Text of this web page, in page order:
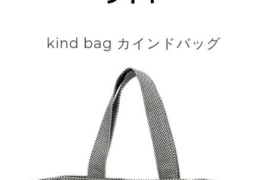
kind bag カインドバッグ